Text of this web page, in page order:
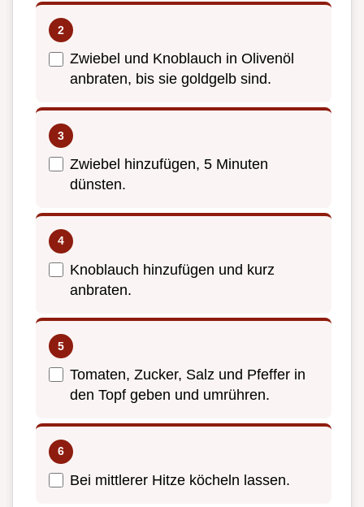
Zwiebel und Knoblauch in Olivenöl
anbraten, bis sie goldgelb sind.
Zwiebel hinzufügen, 5 Minuten
dünsten.
Knoblauch hinzufügen und kurz
anbraten.
Tomaten, Zucker, Salz und Pfeffer in
den Topf geben und umrühren.
Bei mittlerer Hitze köcheln lassen.